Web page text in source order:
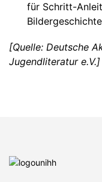
für Schritt-
[Quelle: Deutsche
Jugendliteratur e.V.]